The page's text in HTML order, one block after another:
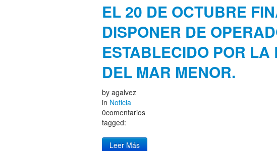
EL 20 DE OCTUBRE
DISPONER DE
ESTABLECIDO POR LA
DEL MAR MENOR.
by agalvez
in Noticia
0comentarios
tagged:
Leer Más